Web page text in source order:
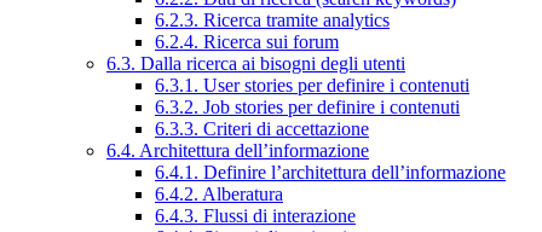
6.2.3. Ricerca tramite analytics
6.2.4. Ricerca sui forum
6.3. Dalla ricerca ai bisogni degli utenti
6.3.1. User stories per definire i contenuti
6.3.2. Job stories per definire i contenuti
6.3.3. Criteri di accettazione
6.4. Architettura dell’informazione
6.4.1. Definire l’architettura dell’informazione
6.4.2. Alberatura
6.4.3. Flussi di interazione